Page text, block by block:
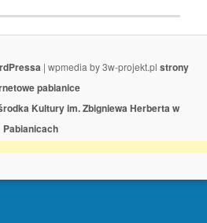
| wpmedia by 3w-projekt.pl strony
pabianice
Kultury im. Zbigniewa Herberta w
Pabianicach